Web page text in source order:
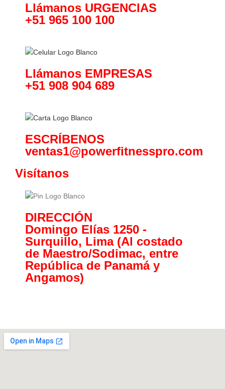
Llámanos URGENCIAS
+51 965 100 100
Llámanos EMPRESAS
+51 908 904 689
ESCRÍBENOS
ventas1@powerfitnesspro.com
Visítanos
DIRECCIÓN
Domingo Elías 1250 -
Surquillo, Lima (Al costado
de Maestro/Sodimac, entre
República de Panamá y
Angamos)